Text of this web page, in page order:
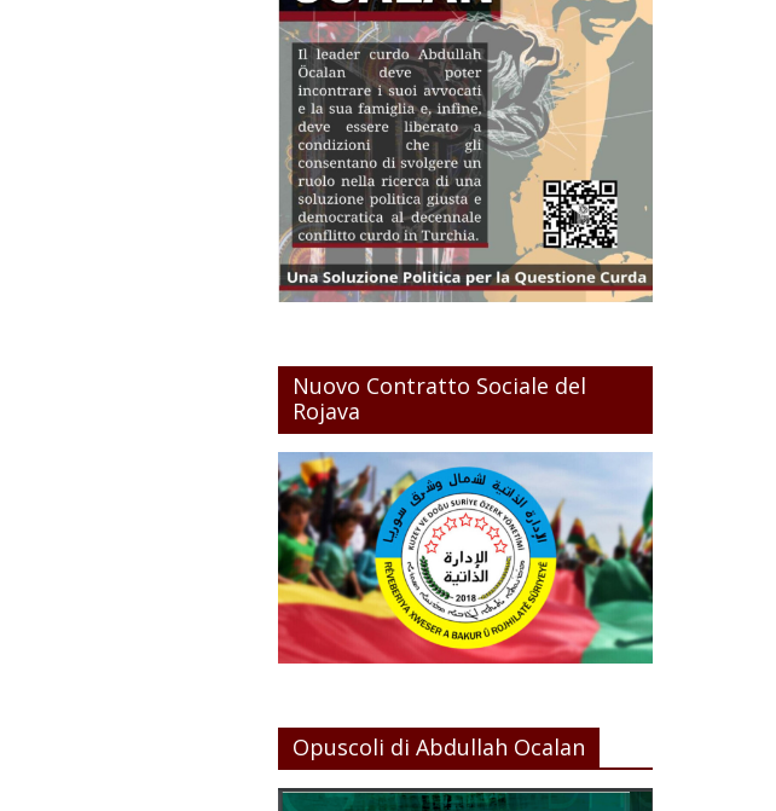
Nuovo Contratto Sociale del
Rojava
Opuscoli di Abdullah Ocalan